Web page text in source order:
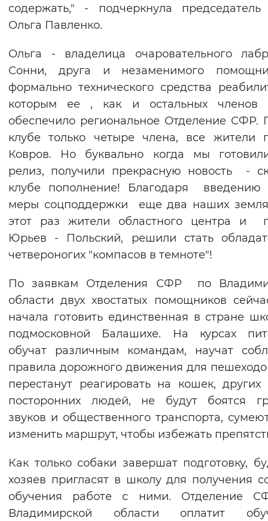
содержать," - подчеркнула председатель
Ольга Павленко.
Ольга - владелица очаровательного
Сонни, друга и незаменимого
формально технического средства
которым ее , как и остальных членов
обеспечило региональное Отделение СФР.
клубе только четыре члена, все жители
Ковров. Но буквально когда мы
релиз, получили прекрасную новость -
клубе пополнение! Благодаря введению
меры соцподдержки еще два наших
этот раз жители областного центра и
Юрьев - Польский, решили стать
четвероногих "компасов в темноте"!
По заявкам Отделения СФР по
области двух хвостатых помощников
начала готовить единственная в стране
подмосковной Балашихе. На курсах
обучат различным командам, научат
правила дорожного движения для
перестанут реагировать на кошек, других
посторонних людей, не будут боятся
звуков и общественного транспорта,
изменить маршрут, чтобы избежать
Как только собаки завершат подготовку,
хозяев пригласят в школу для получения
обучения работе с ними. Отделение
Владимирской области оплатит